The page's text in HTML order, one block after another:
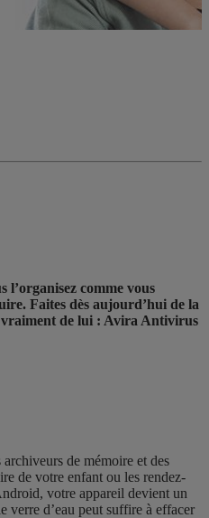
l’organisez comme vous
Faites dès aujourd’hui de la
vraiment de lui : Avira Antivirus
de mémoire et des
de votre enfant ou les rendez-
votre appareil devient un
verre d’eau peut suffire à effacer